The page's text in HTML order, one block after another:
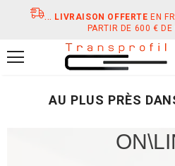
... LIVRAISON OFFERTE EN
PARTIR DE 600 €
AU PLUS PRÈS